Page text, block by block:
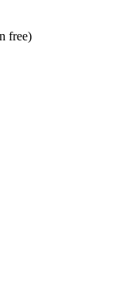
free)